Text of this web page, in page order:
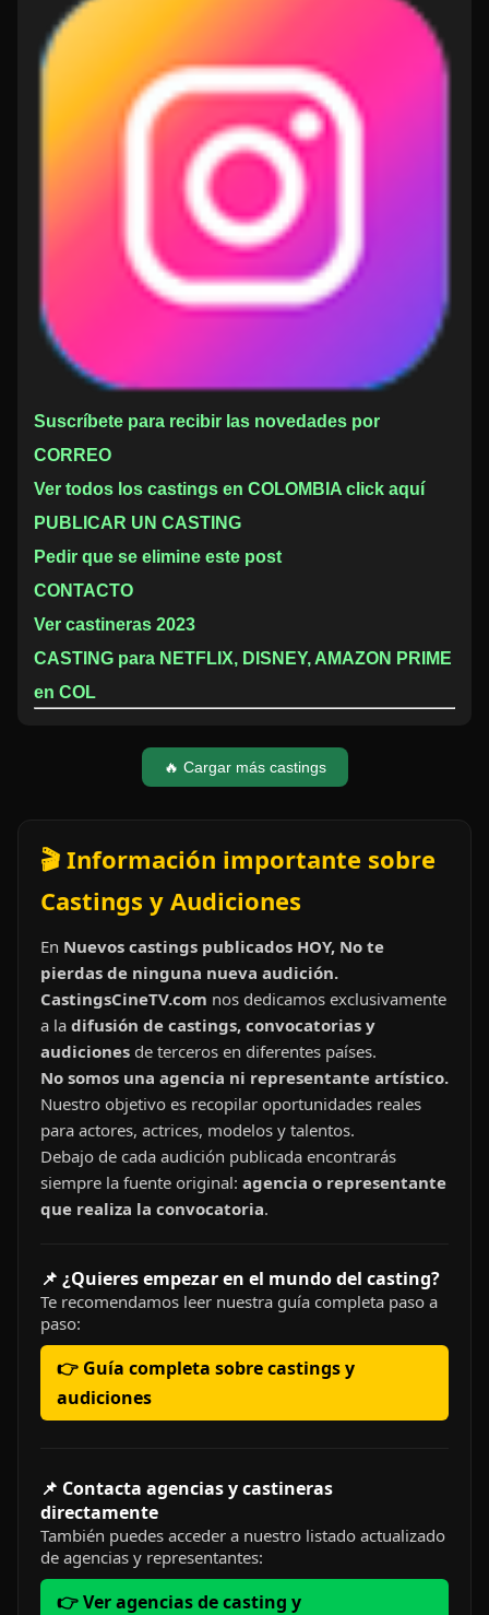
Suscríbete para recibir las novedades por
CORREO
Ver todos los castings en COLOMBIA click aquí
PUBLICAR UN CASTING
Pedir que se elimine este post
CONTACTO
Ver castineras 2023
CASTING para NETFLIX, DISNEY, AMAZON PRIME
en COL
🔥 Cargar más castings
🎬 Información importante sobre
Castings y Audiciones
En Nuevos castings publicados HOY, No te
pierdas de ninguna nueva audición.
CastingsCineTV.com nos dedicamos exclusivamente
a la difusión de castings, convocatorias y
audiciones de terceros en diferentes países.
No somos una agencia ni representante artístico.
Nuestro objetivo es recopilar oportunidades reales
para actores, actrices, modelos y talentos.
Debajo de cada audición publicada encontrarás
siempre la fuente original: agencia o representante
que realiza la convocatoria.
📌 ¿Quieres empezar en el mundo del casting?
Te recomendamos leer nuestra guía completa paso a
paso:
👉 Guía completa sobre castings y
audiciones
📌 Contacta agencias y castineras
directamente
También puedes acceder a nuestro listado actualizado
de agencias y representantes:
👉 Ver agencias de casting y